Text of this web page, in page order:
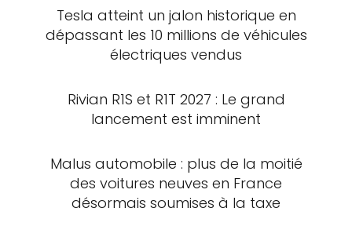
Tesla atteint un jalon historique en
dépassant les 10 millions de véhicules
électriques vendus
Rivian R1S et R1T 2027 : Le grand
lancement est imminent
Malus automobile : plus de la moitié
des voitures neuves en France
désormais soumises à la taxe